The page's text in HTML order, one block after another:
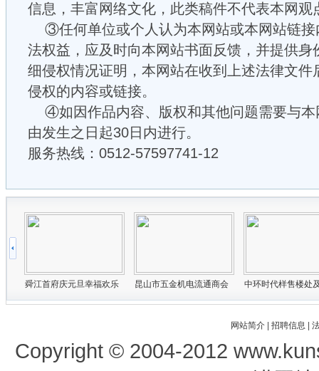
信息，丰富网络文化，此类稿件不代表本网观
③任何单位或个人认为本网站或本网站链接
法权益，应及时向本网站书面反馈，并提供身
细侵权情况证明，本网站在收到上述法律文件
侵权的内容或链接。
④如因作品内容、版权和其他问题需要与本
由发生之日起30日内进行。
服务热线：0512-57597741-12
网站简介| 招聘信息
Copyright © 2004-2012